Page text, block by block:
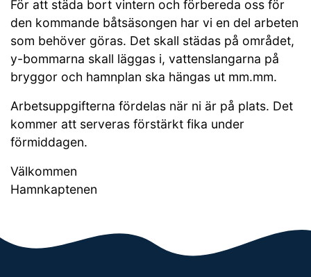
För att städa bort vintern och förbereda oss för
den kommande båtsäsongen har vi en del arbeten
som behöver göras. Det skall städas på området,
y-bommarna skall läggas i, vattenslangarna på
bryggor och hamnplan ska hängas ut mm.mm.
Arbetsuppgifterna fördelas när ni är på plats. Det
kommer att serveras förstärkt fika under
förmiddagen.
Välkommen
Hamnkaptenen